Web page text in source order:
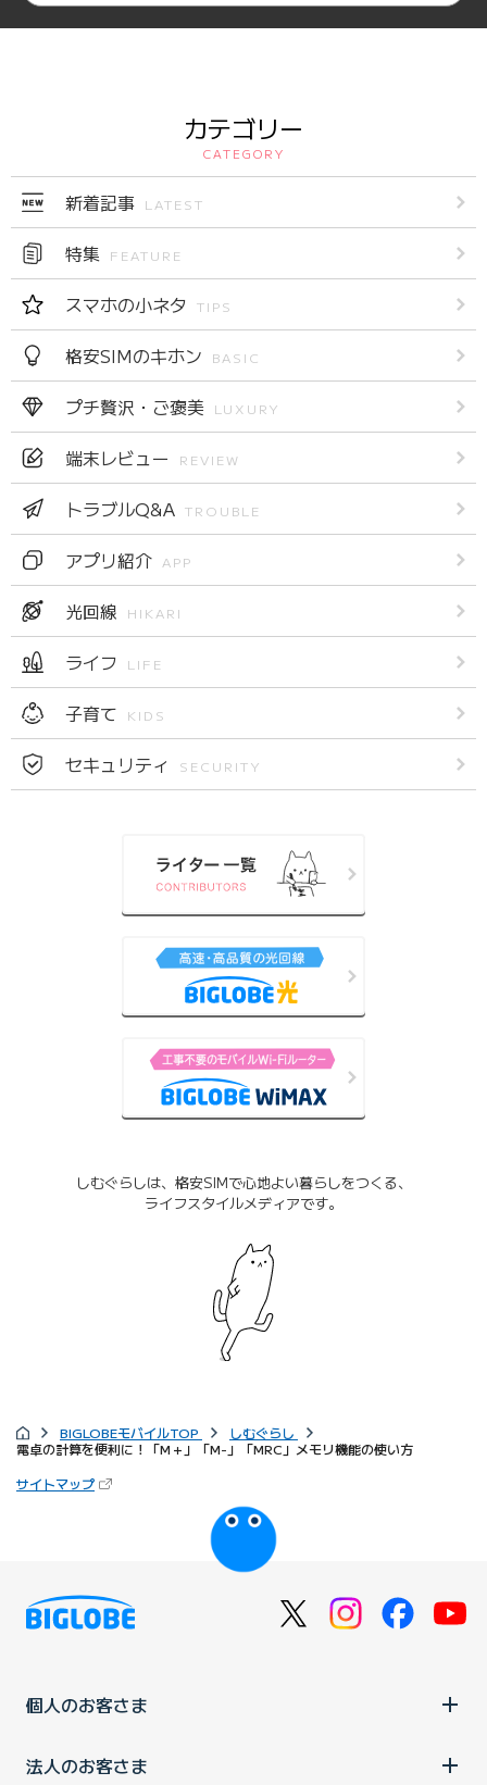
カテゴリー
CATEGORY
新着記事 LATEST
特集 FEATURE
スマホの小ネタ TIPS
格安SIMのキホン BASIC
プチ贅沢・ご褒美 LUXURY
端末レビュー REVIEW
トラブルQ&A TROUBLE
アプリ紹介 APP
光回線 HIKARI
ライフ LIFE
子育て KIDS
セキュリティ SECURITY
しむぐらしは、格安SIMで心地よい暮らしをつくる、
ライフスタイルメディアです。
BIGLOBEモバイルTOP
しむぐらし
電卓の計算を便利に！「M＋」「M-」「MRC」メモリ機能の使い方
サイトマップ
個人のお客さま
法人のお客さま